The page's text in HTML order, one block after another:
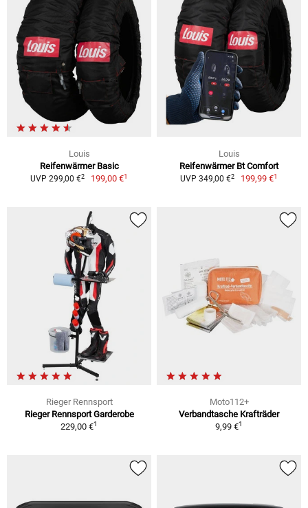
Louis
Reifenwärmer Basic
UVP 299,00 €2 199,00 €1
Louis
Reifenwärmer Bt Comfort
UVP 349,00 €2 199,99 €1
Rieger Rennsport
Rieger Rennsport Garderobe
229,00 €1
Moto112+
Verbandtasche Krafträder
9,99 €1